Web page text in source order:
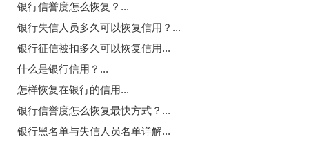
银行信誉度怎么恢复？...
银行失信人员多久可以恢复信用？...
银行征信被扣多久可以恢复信用...
什么是银行信用？...
怎样恢复在银行的信用...
银行信誉度怎么恢复最快方式？...
银行黑名单与失信人员名单详解...